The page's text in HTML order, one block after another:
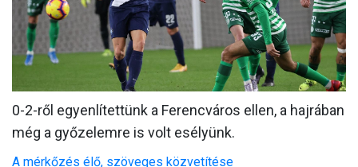
MÉRKŐZÉSEK
KLUB
GALÉRIA
SZURKOLÓI ÉLMÉNYEK
AKKREDITÁCIÓ
0-2-ről egyenlítettünk a Ferencváros ellen, a hajrában
még a győzelemre is volt esélyünk.
A mérkőzés élő, szöveges közvetítése